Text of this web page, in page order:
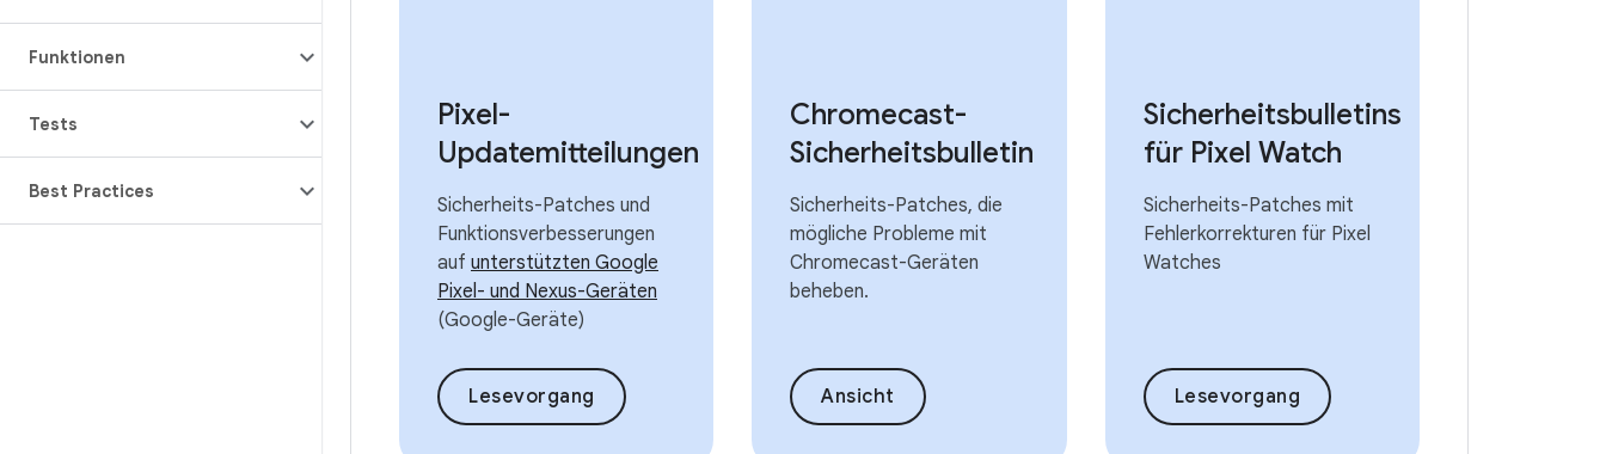
Funktionen
Tests
Best Practices
Pixel-
Updatemitteilungen
Sicherheits-Patches und
Funktionsverbesserungen
auf unterstützten Google
Pixel- und Nexus-Geräten
(Google-Geräte)
Lesevorgang
Chromecast-
Sicherheitsbulletin
Sicherheits-Patches, die
mögliche Probleme mit
Chromecast-Geräten
beheben.
Ansicht
Sicherheitsbulletins
für Pixel Watch
Sicherheits-Patches mit
Fehlerkorrekturen für Pixel
Watches
Lesevorgang